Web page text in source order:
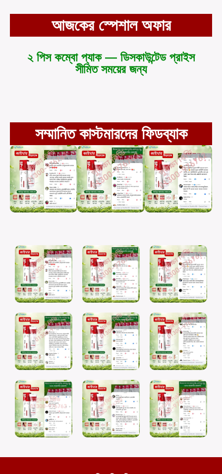
আজকের স্পেশাল অফার
২ পিস কম্বো প্যাক — ডিসকাউন্টেড প্রাইস
সীমিত সময়ের জন্য
সম্মানিত কাস্টমারদের ফিডব্যাক